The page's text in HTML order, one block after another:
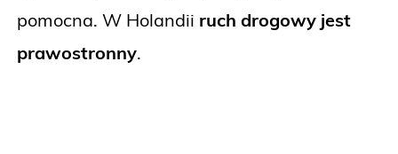
pomocna. W Holandii ruch drogowy jest
prawostronny.